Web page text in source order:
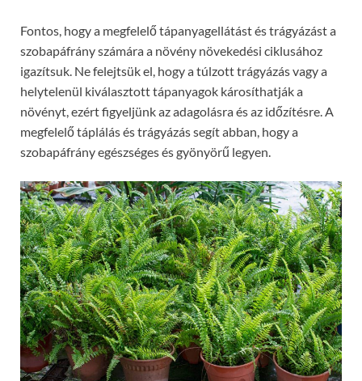
Fontos, hogy a megfelelő tápanyagellátást és trágyázást a
szobapáfrány számára a növény növekedési ciklusához
igazítsuk. Ne felejtsük el, hogy a túlzott trágyázás vagy a
helytelenül kiválasztott tápanyagok károsíthatják a
növényt, ezért figyeljünk az adagolásra és az időzítésre. A
megfelelő táplálás és trágyázás segít abban, hogy a
szobapáfrány egészséges és gyönyörű legyen.